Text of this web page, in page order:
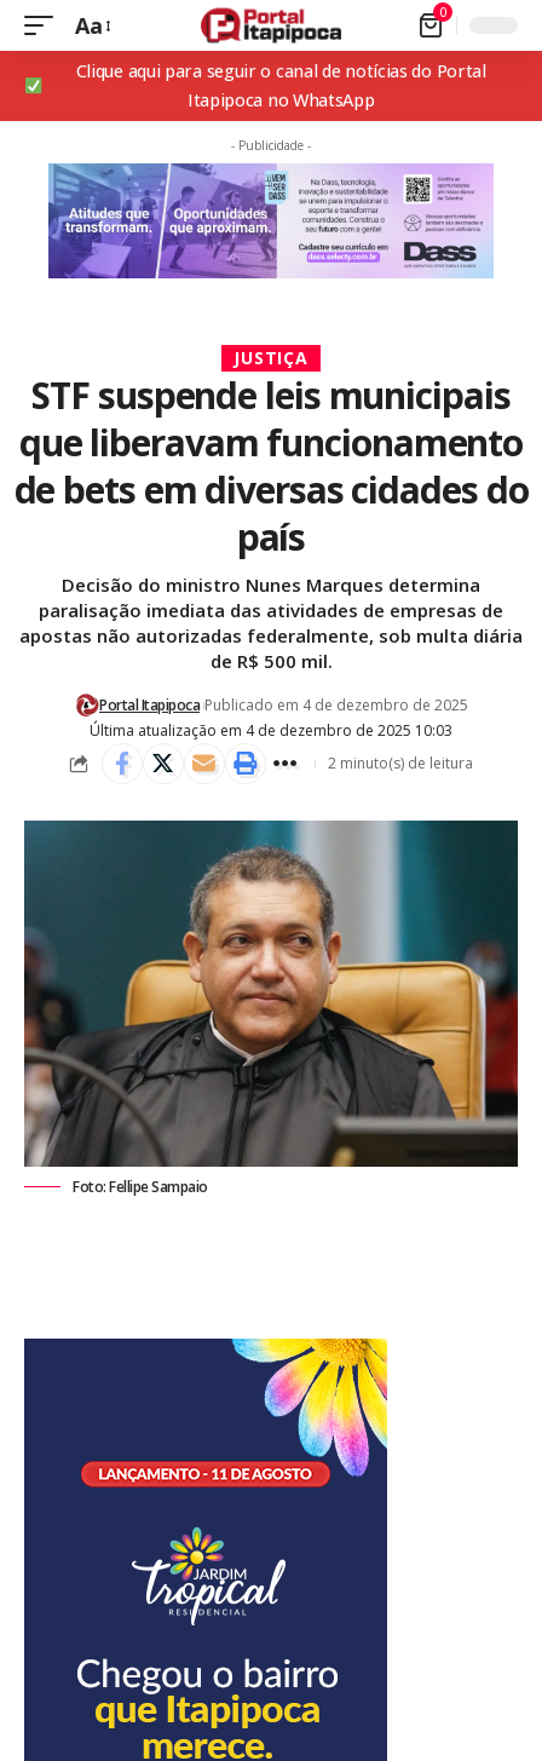
Aa 0
Clique aqui para seguir o canal de notícias do Portal
Itapipoca no WhatsApp
- Publicidade -
JUSTIÇA
STF suspende leis municipais
que liberavam funcionamento
de bets em diversas cidades do
país
Decisão do ministro Nunes Marques determina
paralisação imediata das atividades de empresas de
apostas não autorizadas federalmente, sob multa diária
de R$ 500 mil.
Última atualização em 4 de dezembro de 2025 10:03
Portal Itapipoca Publicado em 4 de dezembro de 2025
2 minuto(s) de leitura
Foto: Fellipe Sampaio